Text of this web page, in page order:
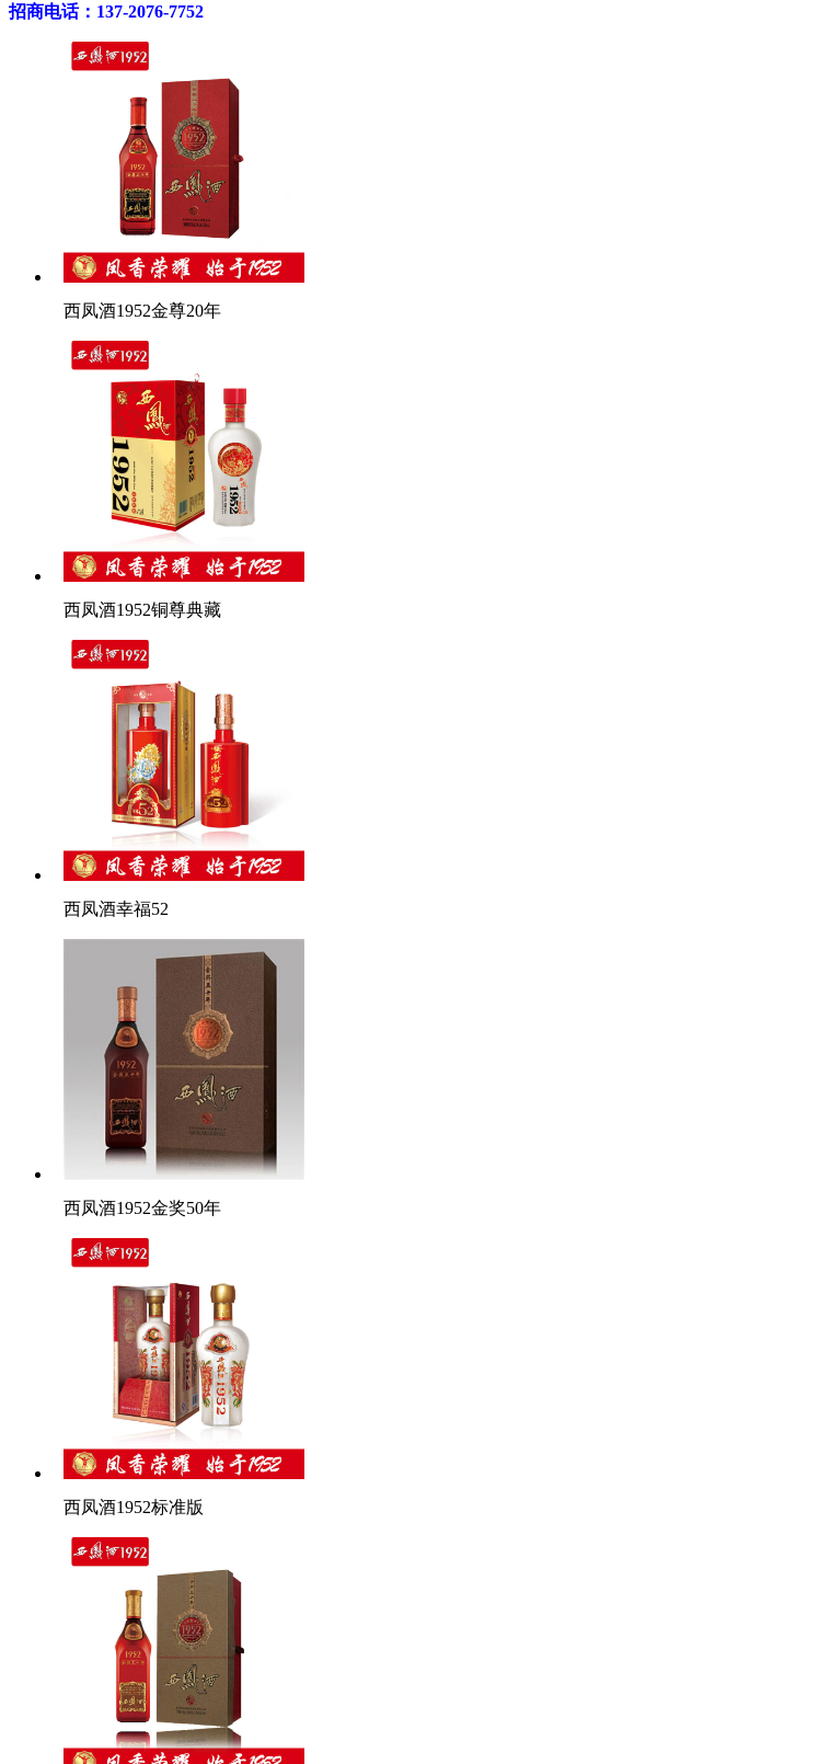
招商电话：137-2076-7752
西凤酒1952金尊20年
西凤酒1952铜尊典藏
西凤酒幸福52
西凤酒1952金奖50年
西凤酒1952标准版